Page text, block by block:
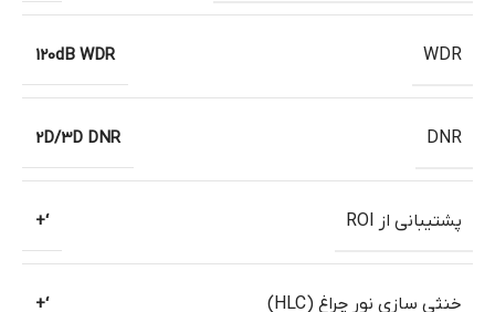
WDR
120dB WDR
DNR
2D/3D DNR
پشتیبانی از ROI ‘+
خنثی سازی نور چراغ (HLC) ‘+